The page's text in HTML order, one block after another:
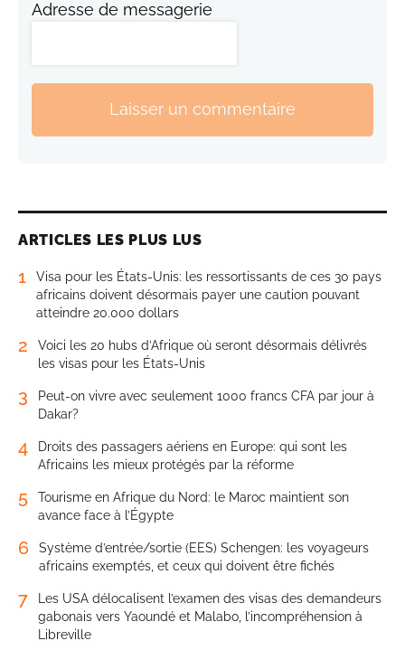
Adresse de messagerie
Laisser un commentaire
ARTICLES LES PLUS LUS
1
Visa pour les États-Unis: les ressortissants de ces 30 pays
africains doivent désormais payer une caution pouvant
atteindre 20.000 dollars
2
Voici les 20 hubs d’Afrique où seront désormais délivrés
les visas pour les États-Unis
3
Peut-on vivre avec seulement 1000 francs CFA par jour à
Dakar?
4
Droits des passagers aériens en Europe: qui sont les
Africains les mieux protégés par la réforme
5
Tourisme en Afrique du Nord: le Maroc maintient son
avance face à l’Égypte
6
Système d’entrée/sortie (EES) Schengen: les voyageurs
africains exemptés, et ceux qui doivent être fichés
7
Les USA délocalisent l’examen des visas des demandeurs
gabonais vers Yaoundé et Malabo, l’incompréhension à
Libreville